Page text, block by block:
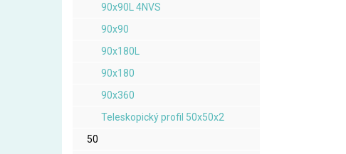
90x90L 4NVS
90x90
90x180L
90x180
90x360
Teleskopický profil 50x50x2
50